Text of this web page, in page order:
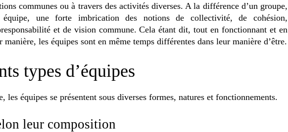
communes ou à travers des activités diverses. A la différence d’un groupe,
une forte imbrication des notions de collectivité, de cohésion,
et de vision commune. Cela étant dit, tout en fonctionnant et en
manière, les équipes sont en même temps différentes dans leur manière d’être.
types d’équipes
les équipes se présentent sous diverses formes, natures et fonctionnements.
leur composition